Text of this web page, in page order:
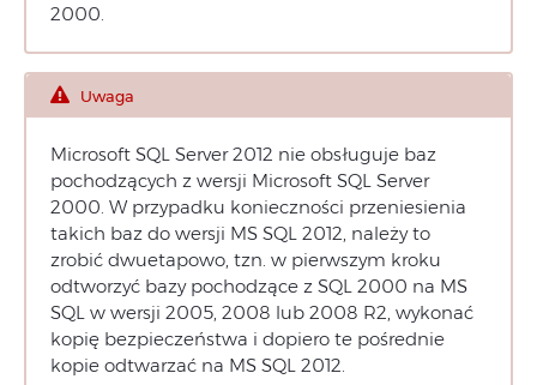
2000.
Uwaga
Microsoft SQL Server 2012 nie obsługuje baz
pochodzących z wersji Microsoft SQL Server
2000. W przypadku konieczności przeniesienia
takich baz do wersji MS SQL 2012, należy to
zrobić dwuetapowo, tzn. w pierwszym kroku
odtworzyć bazy pochodzące z SQL 2000 na MS
SQL w wersji 2005, 2008 lub 2008 R2, wykonać
kopię bezpieczeństwa i dopiero te pośrednie
kopie odtwarzać na MS SQL 2012.